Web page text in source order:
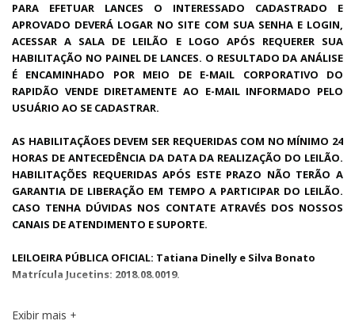
PARA EFETUAR LANCES O INTERESSADO CADASTRADO E
APROVADO DEVERÁ LOGAR NO SITE COM SUA SENHA E LOGIN,
ACESSAR A SALA DE LEILÃO E LOGO APÓS REQUERER SUA
HABILITAÇÃO NO PAINEL DE LANCES. O RESULTADO DA ANÁLISE
É ENCAMINHADO POR MEIO DE E-MAIL CORPORATIVO DO
RAPIDÃO VENDE DIRETAMENTE AO E-MAIL INFORMADO PELO
USUÁRIO AO SE CADASTRAR.
AS HABILITAÇÃOES DEVEM SER REQUERIDAS COM NO MÍNIMO 24
HORAS DE ANTECEDÊNCIA DA DATA DA REALIZAÇÃO DO LEILÃO.
HABILITAÇÕES REQUERIDAS APÓS ESTE PRAZO NÃO TERÃO A
GARANTIA DE LIBERAÇÃO EM TEMPO A PARTICIPAR DO LEILÃO.
CASO TENHA DÚVIDAS NOS CONTATE ATRAVÉS DOS NOSSOS
CANAIS DE ATENDIMENTO E SUPORTE.
LEILOEIRA PÚBLICA OFICIAL: Tatiana Dinelly e Silva Bonato
Matrícula Jucetins: 2018.08.0019.
Exibir mais